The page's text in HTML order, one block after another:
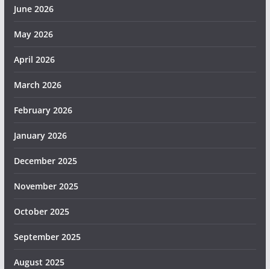
June 2026
May 2026
April 2026
March 2026
February 2026
January 2026
December 2025
November 2025
October 2025
September 2025
August 2025